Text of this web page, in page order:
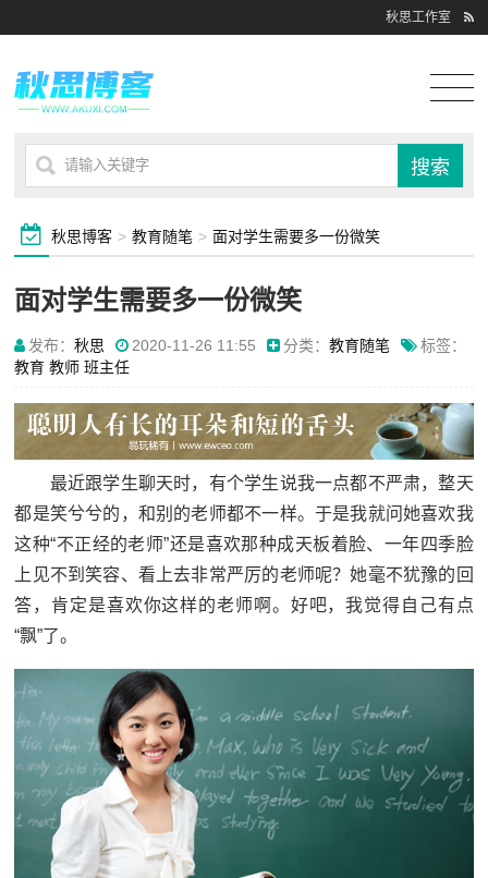
秋思工作室
秋思博客 > 教育随笔 > 面对学生需要多一份微笑
面对学生需要多一份微笑
发布：秋思 2020-11-26 11:55 分类：教育随笔
标签：
教育 教师 班主任
最近跟学生聊天时，有个学生说我一点都不严肃，整天
都是笑兮兮的，和别的老师都不一样。于是我就问她喜欢我
这种“不正经的老师”还是喜欢那种成天板着脸、一年四季脸
上见不到笑容、看上去非常严厉的老师呢？她毫不犹豫的回
答，肯定是喜欢你这样的老师啊。好吧，我觉得自己有点
“飘”了。